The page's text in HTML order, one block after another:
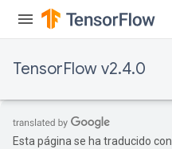
TensorFlow v2.4.0
Esta página se ha traducido con